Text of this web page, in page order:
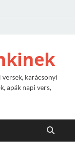
versek, karácsonyi
apák napi vers,